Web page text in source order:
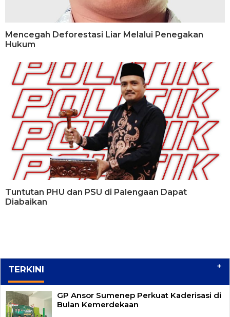
Mencegah Deforestasi Liar Melalui Penegakan
Hukum
Tuntutan PHU dan PSU di Palengaan Dapat
Diabaikan
TERKINI +
GP Ansor Sumenep Perkuat Kaderisasi di
Bulan Kemerdekaan